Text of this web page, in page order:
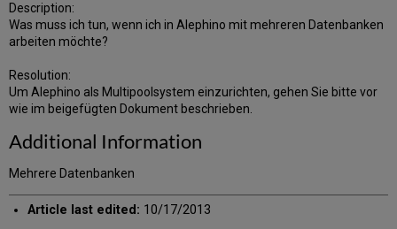
Description:
Was muss ich tun, wenn ich in Alephino mit mehreren Datenbanken
arbeiten möchte?
Resolution:
Um Alephino als Multipoolsystem einzurichten, gehen Sie bitte vor
wie im beigefügten Dokument beschrieben.
Additional Information
Mehrere Datenbanken
Article last edited: 10/17/2013